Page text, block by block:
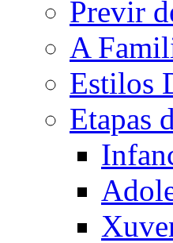
Previr
A
Estilos
Etapas